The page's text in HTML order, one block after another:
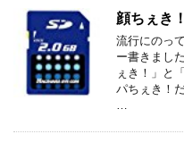
顔ちぇき
流行にのっ
ー書きまし
ぇき！」と
パちぇき！